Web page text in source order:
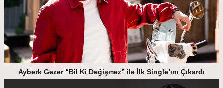
Ayberk Gezer “Bil Ki Değişmez” ile İlk Single’ını Çıkardı